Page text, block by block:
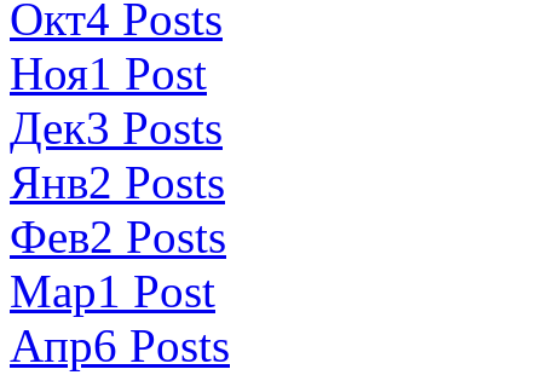
Окт4 Posts
Ноя1 Post
Дек3 Posts
Янв2 Posts
Фев2 Posts
Мар1 Post
Апр6 Posts